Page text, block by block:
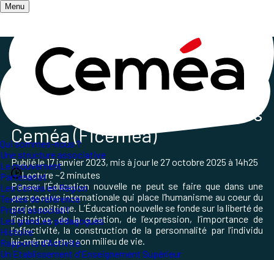
Menu
Qui sommes-nous ?
Une structure associative
Le mouvement
Partenariat
Les Ceméa en Région
Textes de référence
Projet associatif
Les grand.es pédagogues
Histoire
Rapports d'Activité
Un Etablissement d'Enseignement Supérieur
Accueil/ Qui sommes-nous ? /
Nos partenaires
Fédération internationale des Ceméa
des
Ceméa (Ficeméa)
Publié le17 janvier 2023, mis à jour le27 octobre 2025 à 14h25
Lecture ~2 minutes
Penser l’Éducation nouvelle ne peut se faire que dans une
perspective internationale qui place l’humanisme au coeur du
projet politique. L’Éducation nouvelle se fonde sur la liberté de
l’initiative, de la création, de l’expression, l’importance de
l’affectivité, la construction de la personnalité par l’individu
lui-même, dans son milieu de vie.